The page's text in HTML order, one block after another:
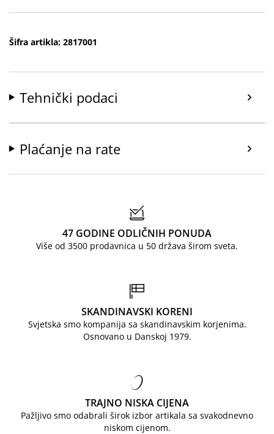
Šifra artikla: 2817001
Tehnički podaci
Plaćanje na rate
47 GODINE ODLIČNIH PONUDA
Više od 3500 prodavnica u 50 država širom sveta.
SKANDINAVSKI KORENI
Svjetska smo kompanija sa skandinavskim korjenima.
Osnovano u Danskoj 1979.
TRAJNO NISKA CIJENA
Pažljivo smo odabrali širok izbor artikala sa svakodnevno
niskom cijenom.